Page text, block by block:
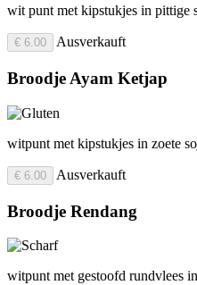
wit punt met kipstukjes in pittige
€ 6.00 Ausverkauft
Broodje Ayam Ketjap
witpunt met kipstukjes in zoete
€ 6.00 Ausverkauft
Broodje Rendang
witpunt met gestoofd rundvlees